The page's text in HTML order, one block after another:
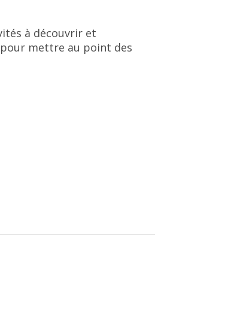
à découvrir et
mettre au point des